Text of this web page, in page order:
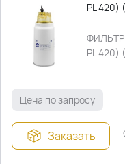
PL 420)
ФИЛЬТР
PL 420)
Цена по запросу
Заказать